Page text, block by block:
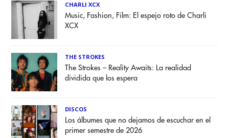
CHARLI XCX
Music, Fashion, Film: El espejo roto de Charli
XCX
THE STROKES
The Strokes – Reality Awaits: La realidad
dividida que los espera
DISCOS
Los álbumes que no dejamos de escuchar en el
primer semestre de 2026